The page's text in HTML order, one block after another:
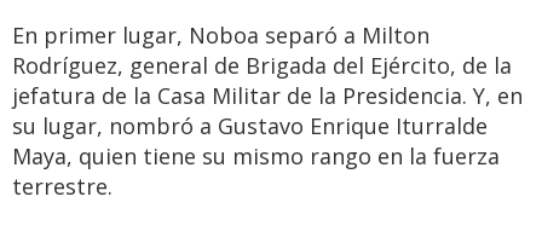
En primer lugar, Noboa separó a Milton
Rodríguez, general de Brigada del Ejército, de la
jefatura de la Casa Militar de la Presidencia. Y, en
su lugar, nombró a Gustavo Enrique Iturralde
Maya, quien tiene su mismo rango en la fuerza
terrestre.